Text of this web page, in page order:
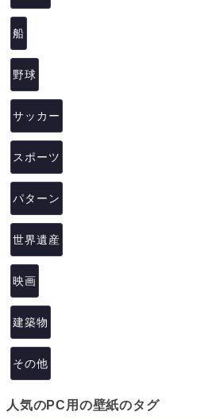
船
野球
サッカー
スポーツ
パターン
世界遺産
映画
建築物
その他
人気のPC用の壁紙のタグ